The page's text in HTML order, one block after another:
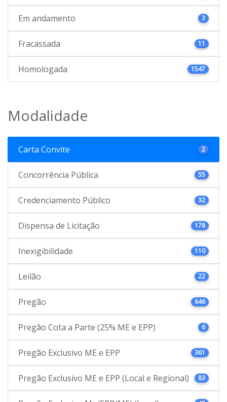
Em andamento 3
Fracassada 11
Homologada 1547
Modalidade
Carta Convite 2
Concorrência Pública 55
Credenciamento Público 32
Dispensa de Licitação 178
Inexigibilidade 110
Leilão 22
Pregão 646
Pregão Cota a Parte (25% ME e EPP) 6
Pregão Exclusivo ME e EPP 361
Pregão Exclusivo ME e EPP (Local e Regional) 83